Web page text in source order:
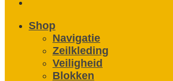
Shop
Navigatie
Zeilkleding
Veiligheid
Blokken